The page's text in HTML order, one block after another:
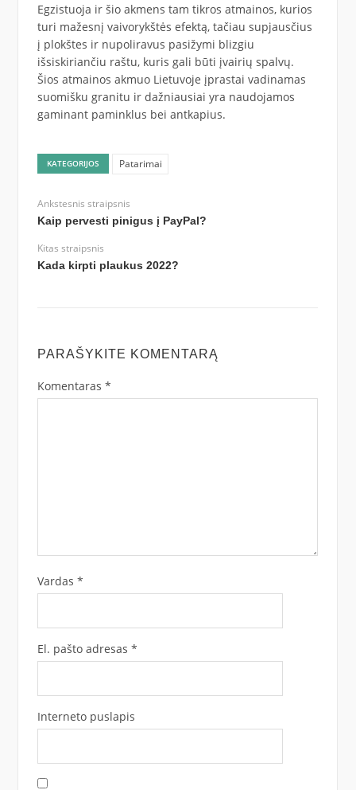
Egzistuoja ir šio akmens tam tikros atmainos, kurios
turi mažesnį vaivorykštės efektą, tačiau supjausčius
į plokštes ir nupoliravus pasižymi blizgiu
išsiskiriančiu raštu, kuris gali būti įvairių spalvų.
Šios atmainos akmuo Lietuvoje įprastai vadinamas
suomišku granitu ir dažniausiai yra naudojamos
gaminant paminklus bei antkapius.
KATEGORIJOS Patarimai
Ankstesnis straipsnis
Kaip pervesti pinigus į PayPal?
Kitas straipsnis
Kada kirpti plaukus 2022?
PARAŠYKITE KOMENTARĄ
Komentaras *
Vardas *
El. pašto adresas *
Interneto puslapis